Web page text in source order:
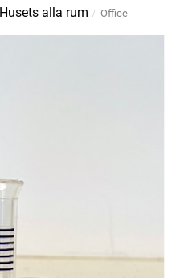
Husets alla rum Office